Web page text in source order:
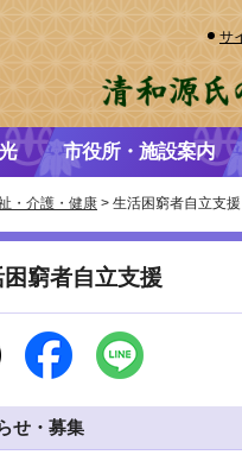
サ
市役所・施設案内
・介護・健康 > 生活困窮者自立支援
窮者自立支援
せ・募集